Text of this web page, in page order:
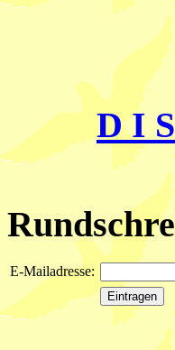
D I
E-Mailadresse: